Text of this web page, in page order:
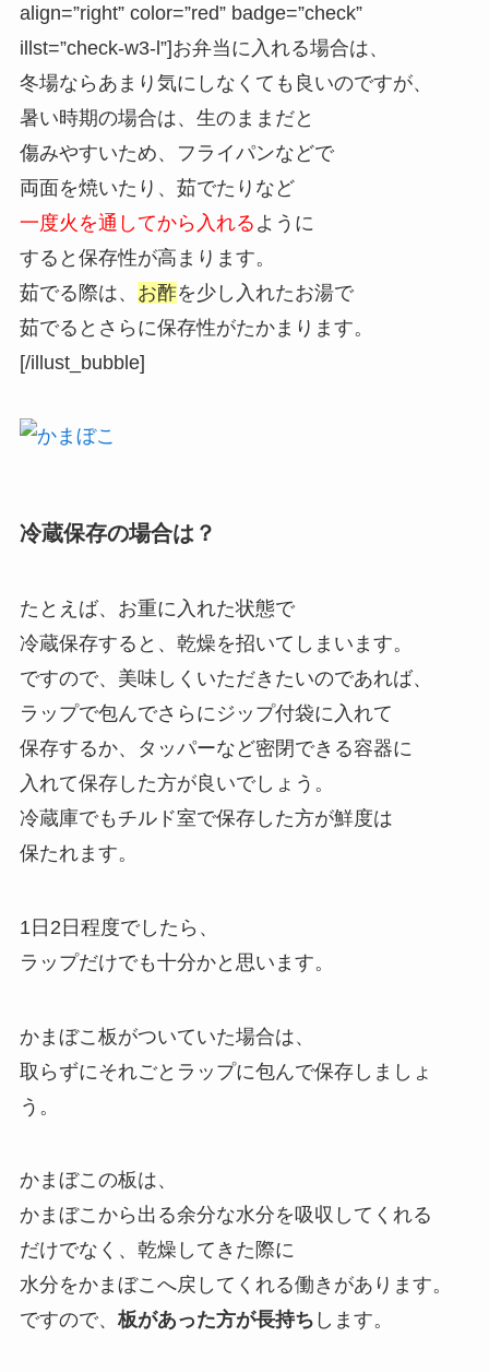
align=”right” color=”red” badge=”check”
illst=”check-w3-l”]お弁当に入れる場合は、
冬場ならあまり気にしなくても良いのですが、
暑い時期の場合は、生のままだと
傷みやすいため、フライパンなどで
両面を焼いたり、茹でたりなど
一度火を通してから入れる ように
すると保存性が高まります。
茹でる際は、 お酢を少し入れたお湯で
茹でるとさらに保存性がたかまります。
[/illust_bubble]
冷蔵保存の場合は？
たとえば、お重に入れた状態で
冷蔵保存すると、乾燥を招いてしまいます。
ですので、美味しくいただきたいのであれば、
ラップで包んでさらにジップ付袋に入れて
保存するか、タッパーなど密閉できる容器に
入れて保存した方が良いでしょう。
冷蔵庫でもチルド室で保存した方が鮮度は
保たれます。
1日2日程度でしたら、
ラップだけでも十分かと思います。
かまぼこ板がついていた場合は、
取らずにそれごとラップに包んで保存しましょ
う。
かまぼこの板は、
かまぼこから出る余分な水分を吸収してくれる
だけでなく、乾燥してきた際に
水分をかまぼこへ戻してくれる働きがあります。
ですので、 板があった方が長持ち します。